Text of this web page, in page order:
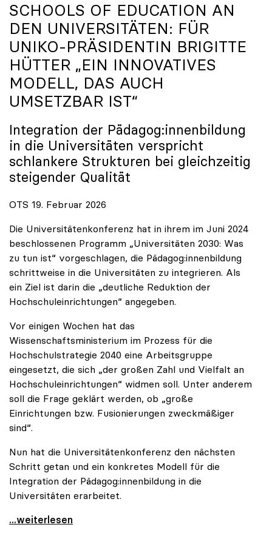
SCHOOLS OF EDUCATION AN
DEN UNIVERSITÄTEN: FÜR
UNIKO-PRÄSIDENTIN BRIGITTE
HÜTTER „EIN INNOVATIVES
MODELL, DAS AUCH
UMSETZBAR IST“
Integration der Pädagog:innenbildung
in die Universitäten verspricht
schlankere Strukturen bei gleichzeitig
steigender Qualität
OTS 19. Februar 2026
Die Universitätenkonferenz hat in ihrem im Juni 2024
beschlossenen Programm „Universitäten 2030: Was
zu tun ist“ vorgeschlagen, die Pädagog:innenbildung
schrittweise in die Universitäten zu integrieren. Als
ein Ziel ist darin die „deutliche Reduktion der
Hochschuleinrichtungen“ angegeben.
Vor einigen Wochen hat das
Wissenschaftsministerium im Prozess für die
Hochschulstrategie 2040 eine Arbeitsgruppe
eingesetzt, die sich „der großen Zahl und Vielfalt an
Hochschuleinrichtungen“ widmen soll. Unter anderem
soll die Frage geklärt werden, ob „große
Einrichtungen bzw. Fusionierungen zweckmäßiger
sind“.
Nun hat die Universitätenkonferenz den nächsten
Schritt getan und ein konkretes Modell für die
Integration der Pädagog:innenbildung in die
Universitäten erarbeitet.
Schools of Education an den Universitäten: Für
...weiterlesen